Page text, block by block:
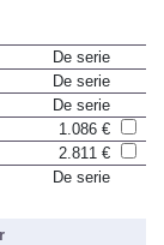
De serie
De serie
De serie
1.086 €
2.811 €
De serie